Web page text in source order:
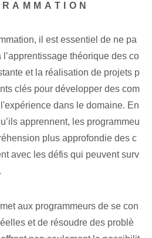
il est essentiel de ne pa
l’apprentissage théorique des co
et la réalisation de projets p
clés pour développer des com
dans le domaine. En
apprennent, les programmeu
plus approfondie des c
avec les défis qui peuvent surv
aux programmeurs de se con
et de résoudre des problè